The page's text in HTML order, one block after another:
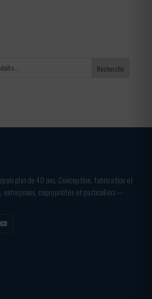
Recherche
plus de 40 ans. Conception, fabrication et
entreprises, copropriétés et particuliers —